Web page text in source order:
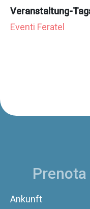
Veranstaltung-
Eventi Feratel
Ankunft